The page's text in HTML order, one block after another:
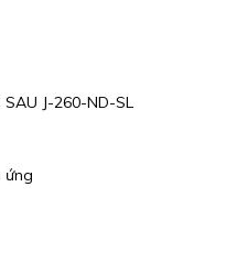
J-260-ND-SL
ứng